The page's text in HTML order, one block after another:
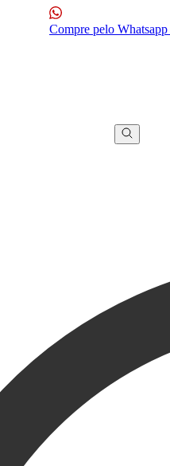
Compre pelo Whatsapp